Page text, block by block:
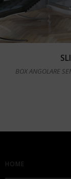
BOX ANGOLARE
HOME